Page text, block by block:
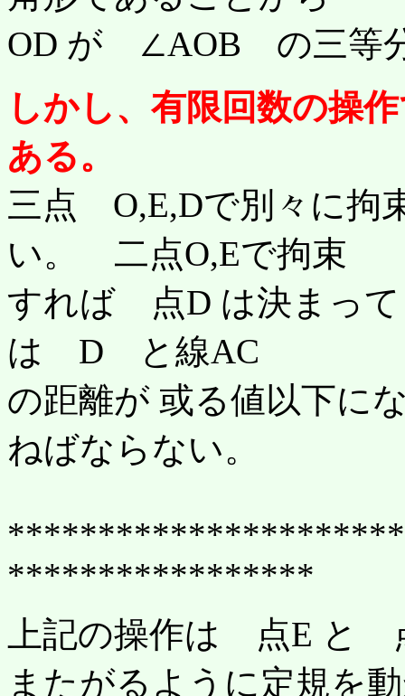
OD が ∠AOB の三等
しかし、有限回数の操
ある。
三点 O,E,Dで別々に拘
い。 二点O,Eで拘束
すれば 点D は決まって
は D と線AC
の距離が 或る値以下に
ねばならない。
*****************
上記の操作は 点E
またがるように定規を